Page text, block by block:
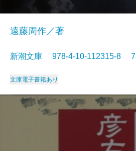
遠藤周作／著
新潮文庫 978-4-10-112315-8
文庫電子書籍あり